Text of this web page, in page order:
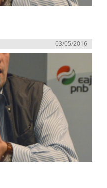
03/05/2016